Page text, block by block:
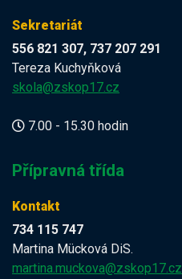
Sekretariát
556 821 307, 737 207 291
Tereza Kuchyňková
skola@zskop17.cz
7.00 - 15.30 hodin
Přípravná třída
Kontakt
734 115 747
Martina Mücková DiS.
martina.muckova@zskop17.cz